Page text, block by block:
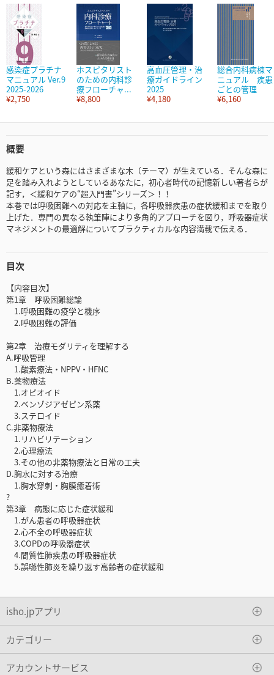
感染症プラチナ
マニュアル Ver.9
2025-2026
¥2,750
ホスピタリスト
のための内科診
療フローチャ...
¥8,800
高血圧管理・治
療ガイドライン
2025
¥4,180
総合内科病棟マ
ニュアル 疾患
ごとの管理
¥6,160
概要
緩和ケアという森にはさまざまな木（テーマ）が生えている．そんな森に
足を踏み入れようとしているあなたに，初心者時代の記憶新しい著者らが
記す，＜緩和ケアの“超入門書”シリーズ＞！！
本巻では呼吸困難への対応を主軸に，各呼吸器疾患の症状緩和までを取り
上げた．専門の異なる執筆陣により多角的アプローチを図り，呼吸器症状
マネジメントの最適解についてプラクティカルな内容満載で伝える．
目次
【内容目次】
第1章 呼吸困難総論
1.呼吸困難の疫学と機序
2.呼吸困難の評価
第2章 治療モダリティを理解する
A.呼吸管理
1.酸素療法・NPPV・HFNC
B.薬物療法
1.オピオイド
2.ベンゾジアゼピン系薬
3.ステロイド
C.非薬物療法
1.リハビリテーション
2.心理療法
3.その他の非薬物療法と日常の工夫
D.胸水に対する治療
1.胸水穿刺・胸膜癒着術
?
第3章 病態に応じた症状緩和
1.がん患者の呼吸器症状
2.心不全の呼吸器症状
3.COPDの呼吸器症状
4.間質性肺疾患の呼吸器症状
5.誤嚥性肺炎を繰り返す高齢者の症状緩和
isho.jpアプリ
カテゴリー
アカウントサービス